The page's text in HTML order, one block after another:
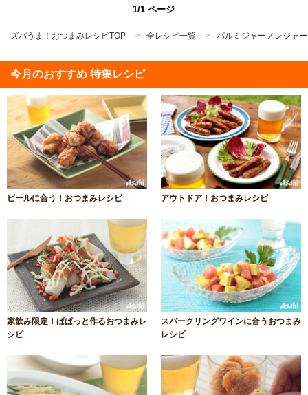
1/1 ページ
ズバうま！おつまみレシピTOP 全レシピ一覧 パルミジャーノレジャ
今月のおすすめ 特集レシピ
ビールに合う！おつまみレシピ アウトドア！おつまみレシピ
家飲み限定！ぱぱっと作るおつまみレ
シピ
スパークリングワインに合うおつまみ
レシピ